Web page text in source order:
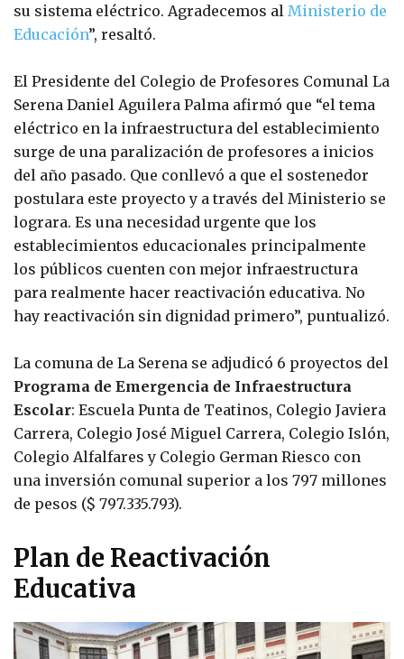
su sistema eléctrico. Agradecemos al Ministerio de
Educación”, resaltó.
El Presidente del Colegio de Profesores Comunal La
Serena Daniel Aguilera Palma afirmó que “el tema
eléctrico en la infraestructura del establecimiento
surge de una paralización de profesores a inicios
del año pasado. Que conllevó a que el sostenedor
postulara este proyecto y a través del Ministerio se
lograra. Es una necesidad urgente que los
establecimientos educacionales principalmente
los públicos cuenten con mejor infraestructura
para realmente hacer reactivación educativa. No
hay reactivación sin dignidad primero”, puntualizó.
La comuna de La Serena se adjudicó 6 proyectos del
Programa de Emergencia de Infraestructura
Escolar: Escuela Punta de Teatinos, Colegio Javiera
Carrera, Colegio José Miguel Carrera, Colegio Islón,
Colegio Alfalfares y Colegio German Riesco con
una inversión comunal superior a los 797 millones
de pesos ($ 797.335.793).
Plan de Reactivación
Educativa